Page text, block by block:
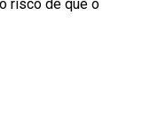
risco de que o